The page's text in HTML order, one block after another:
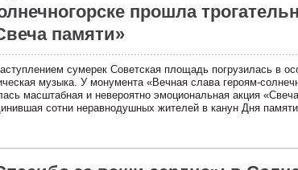
прошла
памяти»
сумерек Советская площадь погрузилась в
музыка. У монумента «Вечная слава героям-
масштабная и невероятно эмоциональная акция
сотни неравнодушных жителей в канун Дня памяти